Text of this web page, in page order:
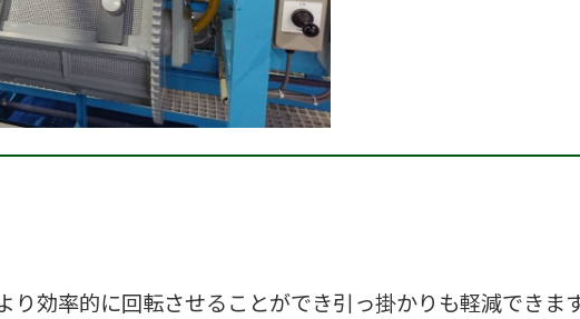
り効率的に回転させることができ引っ掛かりも軽減できま